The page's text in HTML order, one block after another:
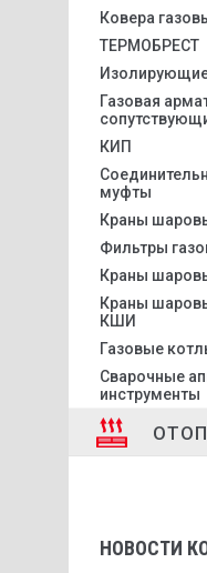
Ковера
ТЕРМОБРЕСТ
Газовая
КИП
муфты
Краны
Фильтры
Краны
Краны
КШИ
Газовые
Сварочные
инструменты
НОВОСТИ